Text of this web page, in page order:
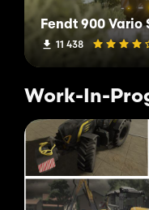
Fendt 900 Vario
11 438
Work-In-